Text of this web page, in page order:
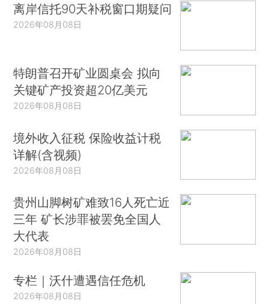
离岸信托90天补税窗口期疑问
2026年08月08日
特朗普召开矿业圆桌会 拟向
关键矿产投资超20亿美元
2026年08月08日
境外收入征税 保险收益计税
详解(含视频)
2026年08月08日
贵州山脚树矿难致16人死亡近
三年 矿长涉罪被罢免全国人
大代表
2026年08月08日
专栏｜沃什遭遇信任危机
2026年08月08日